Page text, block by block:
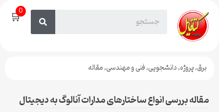
🛒0
برق,پروژه,دانشجویی,فنی و مهندسی,مقاله
مقاله بررسی انواع ساختارهای مدارات آنالوگ به دیجیتال